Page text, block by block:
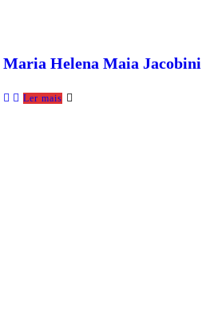
Maria Helena Maia Jacobini
Ler mais